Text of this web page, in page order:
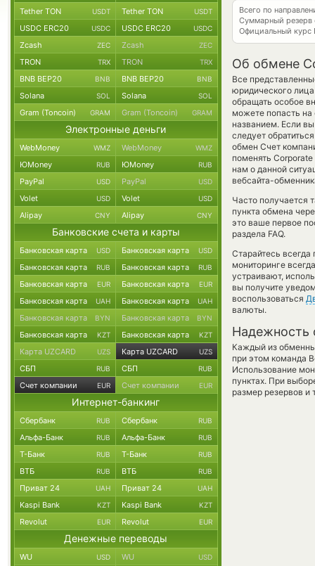
Всего по
Суммарный резерв
Официальный курс
Об обмене
Все
юридического
обращать особое
можете попасть
названием. Если
следует
обмен Счет
поменять
нам о данной
вебсайта-
Часто получается
пункта обмена
это ваше первое
раздела FAQ.
Старайтесь
мониторинге
устраивают,
вы получите
воспользоваться
валюты.
Надежность
Каждый из
при этом команда
Использование
пунктах. При
размер резервов и
Tether TON USDT Tether TON USDT
USDC ERC20 USDC USDC ERC20 USDC
Zcash ZEC Zcash ZEC
TRON TRX TRON TRX
BNB BEP20 BNB BNB BEP20 BNB
Solana SOL Solana SOL
Gram (Toncoin) GRAM Gram (Toncoin) GRAM
Электронные деньги
WebMoney WMZ WebMoney WMZ
ЮMoney RUB ЮMoney RUB
PayPal USD PayPal USD
Volet USD Volet USD
Alipay CNY Alipay CNY
Банковские счета и карты
Банковская карта USD Банковская карта USD
Банковская карта RUB Банковская карта RUB
Банковская карта EUR Банковская карта EUR
Банковская карта UAH Банковская карта UAH
Банковская карта BYN Банковская карта BYN
Банковская карта KZT Банковская карта KZT
Карта UZCARD UZS Карта UZCARD UZS
СБП RUB СБП RUB
Счет компании EUR Счет компании EUR
Интернет-банкинг
Сбербанк RUB Сбербанк RUB
Альфа-Банк RUB Альфа-Банк RUB
Т-Банк RUB Т-Банк RUB
ВТБ RUB ВТБ RUB
Приват 24 UAH Приват 24 UAH
Kaspi Bank KZT Kaspi Bank KZT
Revolut EUR Revolut EUR
Денежные переводы
WU USD WU USD